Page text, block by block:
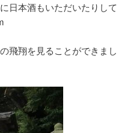
日本酒もいただいたりして
飛翔を見ることができまし